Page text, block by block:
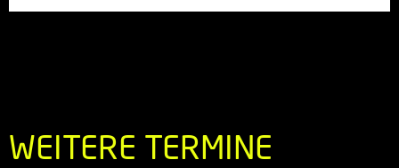
WEITERE TERMINE